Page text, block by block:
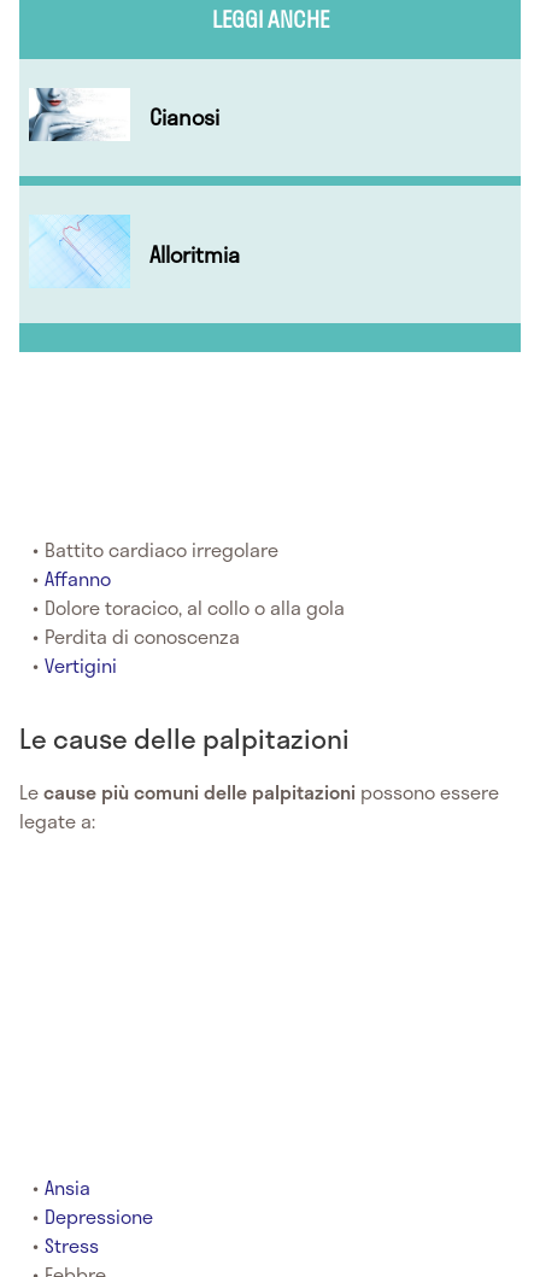
LEGGI ANCHE
Cianosi
Alloritmia
Battito cardiaco irregolare
Affanno
Dolore toracico, al collo o alla gola
Perdita di conoscenza
Vertigini
Le cause delle palpitazioni
Lecause più comuni delle palpitazioni possono essere
legate a:
Ansia
Depressione
Stress